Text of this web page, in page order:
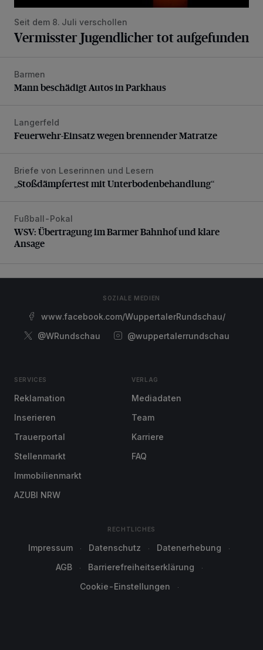
Seit dem 8. Juli verschollen
Vermisster Jugendlicher tot aufgefunden
Mann beschädigt Autos in Parkhaus
Barmen
Mann beschädigt Autos in Parkhaus
Feuerwehr-Einsatz wegen brennender Matratze
Langerfeld
Feuerwehr-Einsatz wegen brennender Matratze
„Stoßdämpfertest mit Unterbodenbehandlung“
Briefe von Leserinnen und Lesern
„Stoßdämpfertest mit Unterbodenbehandlung“
WSV: Übertragung im Barmer Bahnhof und klare Ansage
Fußball-Pokal
WSV: Übertragung im Barmer Bahnhof und klare
Ansage
SOZIALE MEDIEN
www.facebook.com/WuppertalerRundschau/
@WRundschau
@wuppertalerrundschau
SERVICES
Reklamation
Inserieren
Trauerportal
Stellenmarkt
Immobilienmarkt
AZUBI NRW
VERLAG
Mediadaten
Team
Karriere
FAQ
RECHTLICHES
Impressum Datenschutz
Datenerhebung
AGB
Barrierefreiheitserklärung
Cookie-Einstellungen